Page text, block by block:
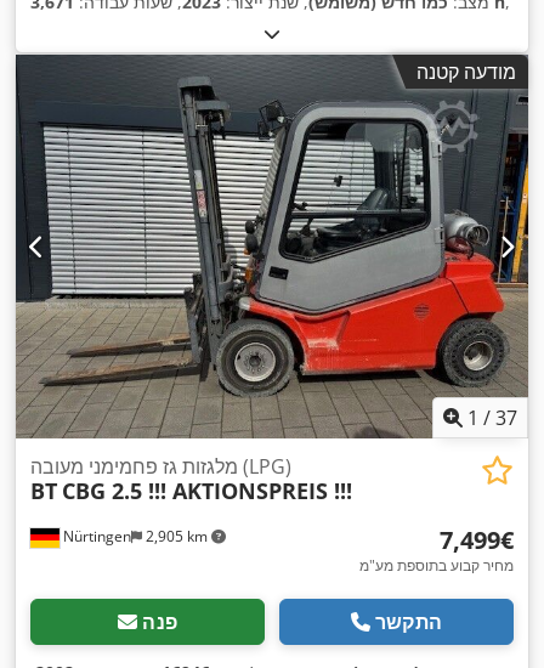
מודעה קטנה
1 /37
Nürtingen 2,905 km
מלגזות גז פחמימני מעובה (LPG)
BT CBG 2.5 !!! AKTIONSPREIS !!!
‏7,499 ‏€
מחיר קבוע בתוספת מע"מ
פנה התקשר